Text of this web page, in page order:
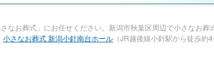
なお葬式」にお任せください。新潟市秋葉区周辺で小さなお葬
小さなお葬式 新潟小針南台ホール （JR越後線小針駅から徒歩約4